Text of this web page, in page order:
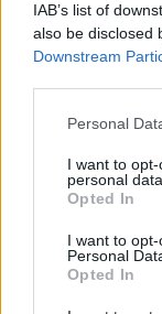
IAB’s list of
also be disclosed
Downstream
Please note that
not limited to
grant or deny
use your data for
consent section.
Personal
I want to
personal data.
Opted In
I want to
Personal
Opted In
Μείνετε
ενημερώνεστε
ΑΣΕΠ:
μόνο 2